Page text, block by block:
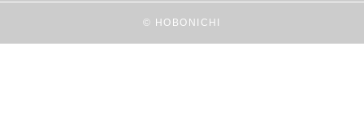
© HOBONICHI